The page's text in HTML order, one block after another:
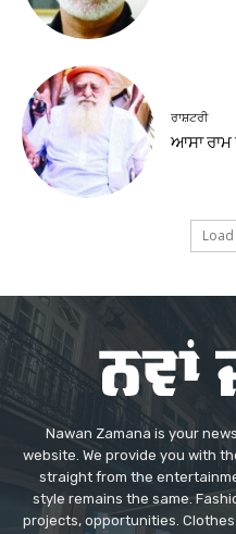
ਰਾਸ਼ਟਰੀ
ਆਸਾ ਰਾਮ
Nawan Zamana is your
website. We provide you with
straight from the
style remains the same.
projects, opportunities.